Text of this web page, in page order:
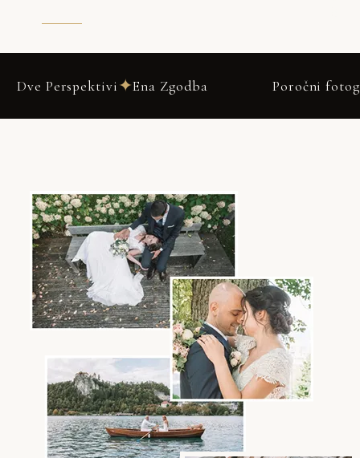
Ena Zgodba Poročni fotograf Lukovica 2026 –